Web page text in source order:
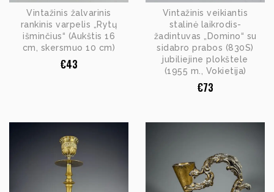
Vintažinis žalvarinis
rankinis varpelis „Rytų
išminčius“ (Aukštis 16
cm, skersmuo 10 cm)
€43
Vintažinis veikiantis
stalinė laikrodis-
žadintuvas „Domino“ su
sidabro prabos (830S)
jubiliejine plokštele
(1955 m., Vokietija)
€73